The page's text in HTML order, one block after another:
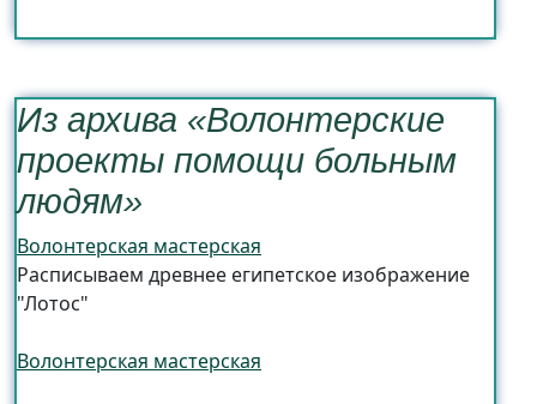
Из архива «Волонтерские
проекты помощи больным
людям»
Волонтерская мастерская
Расписываем древнее египетское изображение
"Лотос"
Волонтерская мастерская